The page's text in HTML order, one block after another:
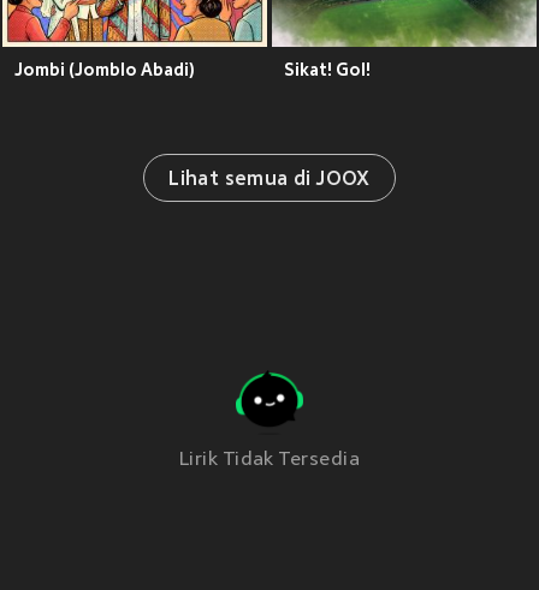
Jombi (Jomblo Abadi) Sikat! Gol!
Lihat semua di JOOX
Lirik Tidak Tersedia